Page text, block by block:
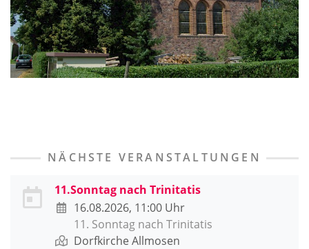
NÄCHSTE VERANSTALTUNGEN
11.Sonntag nach Trinitatis
16.08.2026, 11:00 Uhr
11. Sonntag nach Trinitatis
Dorfkirche Allmosen